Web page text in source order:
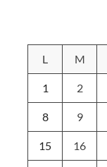
L
M
1 2
8 9
15 16